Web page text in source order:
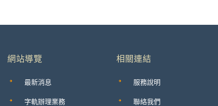
網站導覽
最新消息
字軌辦理業務
相關連結
服務說明
聯絡我們